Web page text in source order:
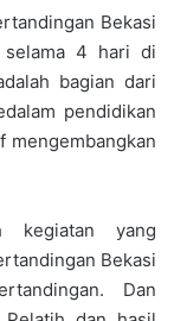
Bekasi
selama 4 hari di
bagian dari
pendidikan
mengembangkan
kegiatan yang
Bekasi
Dan